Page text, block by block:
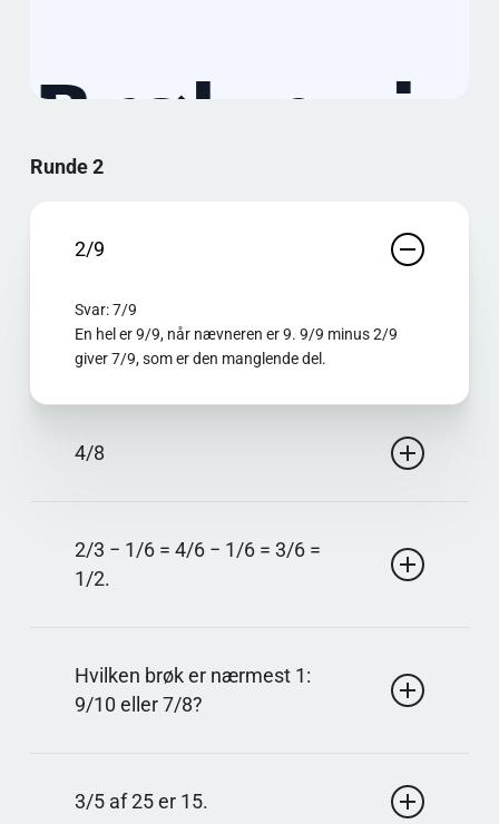
Runde 2
2/9
Svar: 7/9
En hel er 9/9, når nævneren er 9. 9/9 minus 2/9
giver 7/9, som er den manglende del.
4/8
3/8 = 4/8. Forkort 4/8 ved at dividere med 4, og du
får 1/2.
2/3 − 1/6 = 4/6 − 1/6 = 3/6 =
1/2.
Brug fællesnævneren 6. 2/3 er 4/6, og 4/6 − 1/6 =
3/6, som forkortes til 1/2.
Hvilken brøk er nærmest 1:
9/10 eller 7/8?
Tjek afstanden til 1: 9/10 mangler 1/10, mens 7/8
mangler 1/8, og 1/10 er mindre end 1/8.
3/5 af 25 er 15.